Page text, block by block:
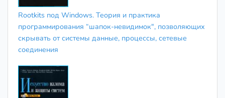
Rootkits под Windows. Теория и практика
программирования “шапок-невидимок", позволяющих
скрывать от системы данные, процессы, сетевые
соединения